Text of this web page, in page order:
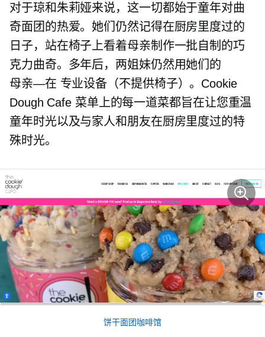
对于琼和朱莉娅来说，这一切都始于童年对曲
奇面团的热爱。她们仍然记得在厨房里度过的
日子，站在椅子上看着母亲制作一批自制的巧
克力曲奇。多年后，两姐妹仍然用她们的
母亲—在 专业设备（不提供椅子）。Cookie
Dough Cafe 菜单上的每一道菜都旨在让您重温
童年时光以及与家人和朋友在厨房里度过的特
殊时光。
饼干面团咖啡馆